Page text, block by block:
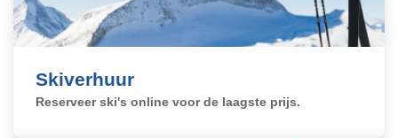
Skiverhuur
Reserveer ski's online voor de laagste prijs.